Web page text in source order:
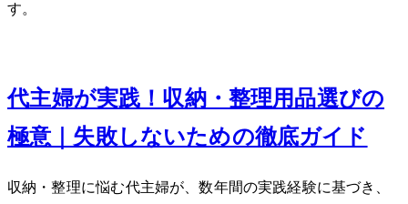
す。
40代主婦が実践！収納・整理用品選びの
極意｜失敗しないための徹底ガイド
収納・整理に悩む40代主婦が、数年間の実践経験に基づき、